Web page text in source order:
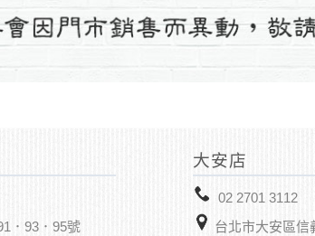
．93．95號
大安店
02 2701 3112
台北市大安區信